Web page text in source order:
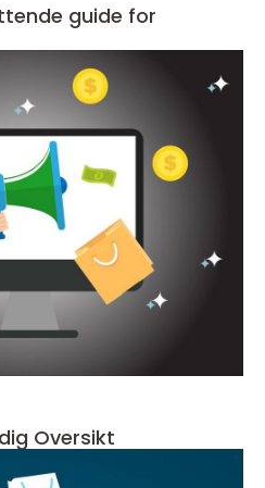
guide for
Oversikt